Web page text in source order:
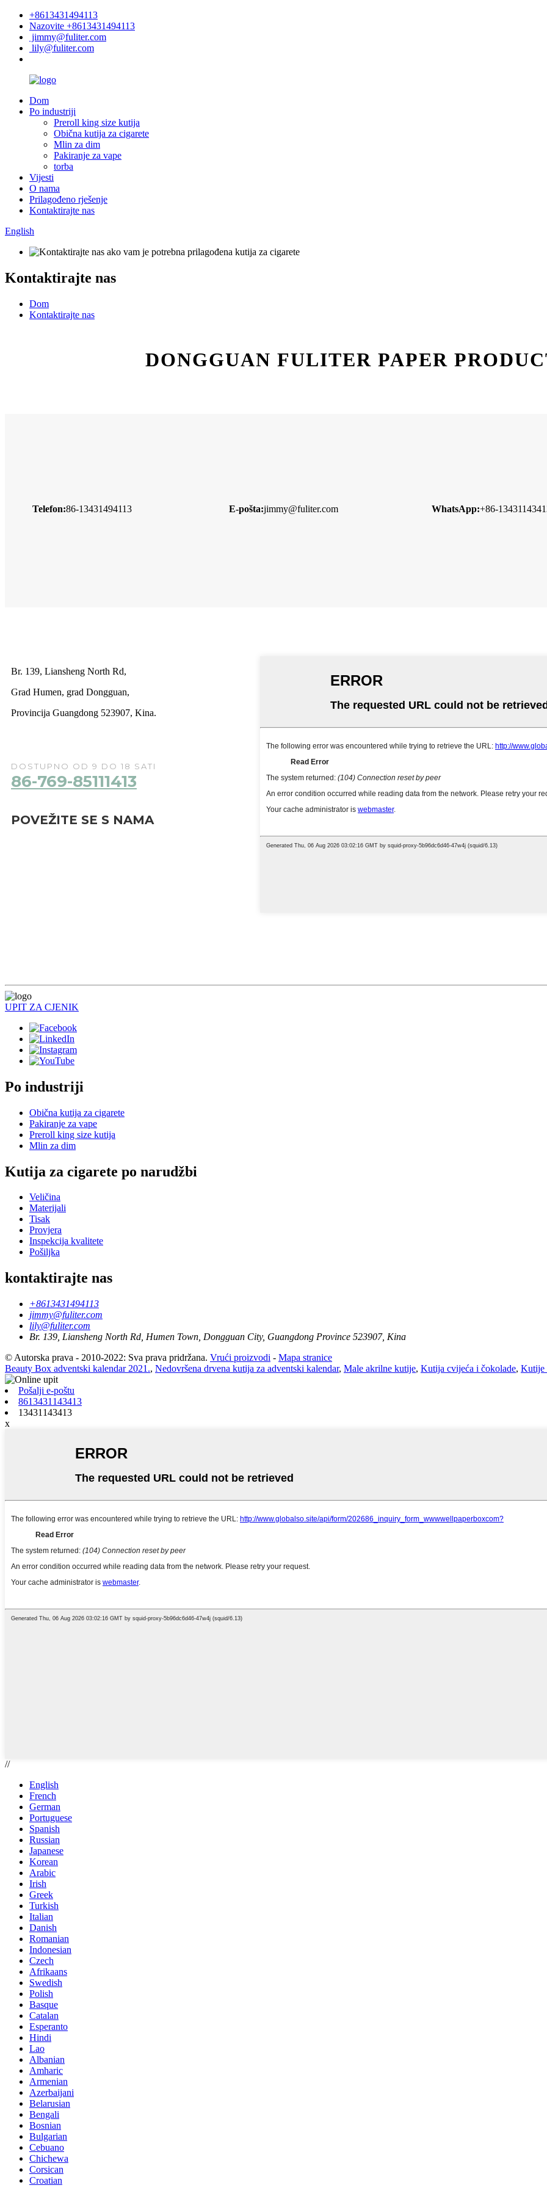
+8613431494113
Nazovite +8613431494113
jimmy@fuliter.com
lily@fuliter.com
Dom
Po industriji
Preroll king size kutija
Obična kutija za cigarete
Mlin za dim
Pakiranje za vape
torba
Vijesti
O nama
Prilagođeno rješenje
Kontaktirajte nas
English
Kontaktirajte nas
Dom
Kontaktirajte nas
DONGGUAN FULITER PAPER
Telefon:86-13431494113 E-pošta:jimmy@fuliter.com WhatsApp:+86-
Br. 139, Liansheng North Rd,
Grad Humen, grad Dongguan,
Provincija Guangdong 523907, Kina.
DOSTUPNO OD 9 DO 18 SATI
86-769-85111413
POVEŽITE SE S NAMA
UPIT ZA CJENIK
Po industriji
Obična kutija za cigarete
Pakiranje za vape
Preroll king size kutija
Mlin za dim
Kutija za cigarete po narudžbi
Veličina
Materijali
Tisak
Provjera
Inspekcija kvalitete
Pošiljka
kontaktirajte nas
+8613431494113
jimmy@fuliter.com
lily@fuliter.com
Br. 139, Liansheng North Rd, Humen Town, Dongguan City, Guangdong Province 523907, Kina
© Autorska prava - 2010-2022: Sva prava pridržana. Vrući proizvodi - Mapa stranice
Beauty Box adventski kalendar 2021., Nedovršena drvena kutija za adventski kalendar, Male akrilne kutije, Kutija cvijeća i čokolade, Kutije
Pošalji e-poštu
8613431143413
13431143413
x
//
English
French
German
Portuguese
Spanish
Russian
Japanese
Korean
Arabic
Irish
Greek
Turkish
Italian
Danish
Romanian
Indonesian
Czech
Afrikaans
Swedish
Polish
Basque
Catalan
Esperanto
Hindi
Lao
Albanian
Amharic
Armenian
Azerbaijani
Belarusian
Bengali
Bosnian
Bulgarian
Cebuano
Chichewa
Corsican
Croatian